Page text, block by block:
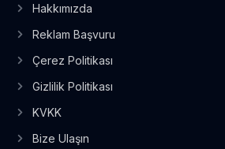
Hakkımızda
Reklam Başvuru
Çerez Politikası
Gizlilik Politikası
KVKK
Bize Ulaşın